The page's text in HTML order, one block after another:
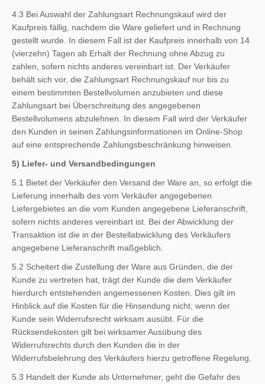
4.3 Bei Auswahl der Zahlungsart Rechnungskauf wird der
Kaufpreis fällig, nachdem die Ware geliefert und in Rechnung
gestellt wurde. In diesem Fall ist der Kaufpreis innerhalb von 14
(vierzehn) Tagen ab Erhalt der Rechnung ohne Abzug zu
zahlen, sofern nichts anderes vereinbart ist. Der Verkäufer
behält sich vor, die Zahlungsart Rechnungskauf nur bis zu
einem bestimmten Bestellvolumen anzubieten und diese
Zahlungsart bei Überschreitung des angegebenen
Bestellvolumens abzulehnen. In diesem Fall wird der Verkäufer
den Kunden in seinen Zahlungsinformationen im Online-Shop
auf eine entsprechende Zahlungsbeschränkung hinweisen.
5) Liefer- und Versandbedingungen
5.1 Bietet der Verkäufer den Versand der Ware an, so erfolgt die
Lieferung innerhalb des vom Verkäufer angegebenen
Liefergebietes an die vom Kunden angegebene Lieferanschrift,
sofern nichts anderes vereinbart ist. Bei der Abwicklung der
Transaktion ist die in der Bestellabwicklung des Verkäufers
angegebene Lieferanschrift maßgeblich.
5.2 Scheitert die Zustellung der Ware aus Gründen, die der
Kunde zu vertreten hat, trägt der Kunde die dem Verkäufer
hierdurch entstehenden angemessenen Kosten. Dies gilt im
Hinblick auf die Kosten für die Hinsendung nicht, wenn der
Kunde sein Widerrufsrecht wirksam ausübt. Für die
Rücksendekosten gilt bei wirksamer Ausübung des
Widerrufsrechts durch den Kunden die in der
Widerrufsbelehrung des Verkäufers hierzu getroffene Regelung.
5.3 Handelt der Kunde als Unternehmer, geht die Gefahr des